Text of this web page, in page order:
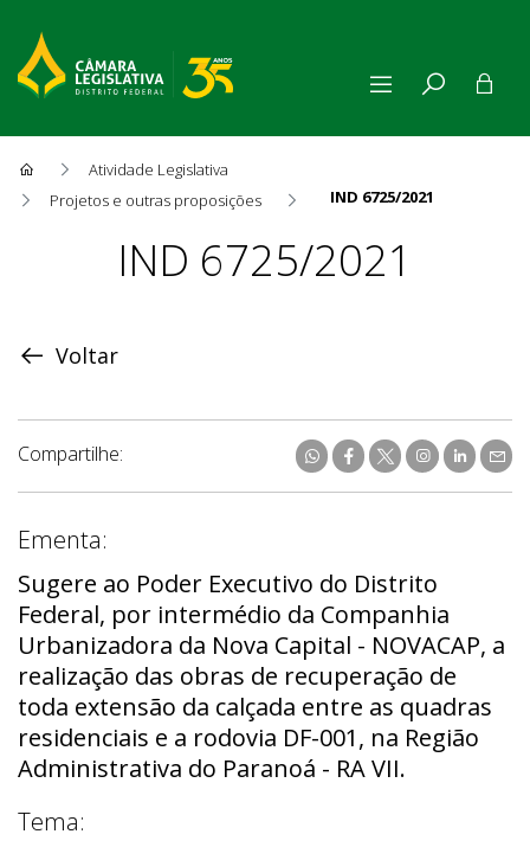
Atividade Legislativa
Projetos e outras proposições
IND 6725/2021
ProposiçãoIND 6725/2021
Voltar
Compartilhe:
Ementa:
Sugere ao Poder Executivo do Distrito
Federal, por intermédio da Companhia
Urbanizadora da Nova Capital - NOVACAP, a
realização das obras de recuperação de
toda extensão da calçada entre as quadras
residenciais e a rodovia DF-001, na Região
Administrativa do Paranoá - RA VII.
Tema: